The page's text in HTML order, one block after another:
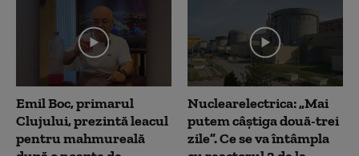
Emil Boc, primarul
Clujului, prezintă leacul
pentru mahmureală
Nuclearelectrica: „Mai
putem câștiga două-trei
zile”. Ce se va întâmpla